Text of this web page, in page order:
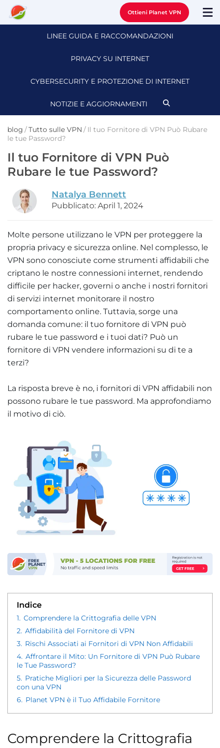
Ottieni Planet VPN
LINEE GUIDA E RACCOMANDAZIONI
PRIVACY SU INTERNET
CYBERSECURITY E PROTEZIONE DI INTERNET
NOTIZIE E AGGIORNAMENTI
blog /Tutto sulle VPN / Il tuo Fornitore di VPN Può Rubare
le tue Password?
Il tuo Fornitore di VPN Può
Rubare le tue Password?
Natalya Bennett
Pubblicato: April 1, 2024
Molte persone utilizzano le VPN per proteggere la
propria privacy e sicurezza online. Nel complesso, le
VPN sono conosciute come strumenti affidabili che
criptano le nostre connessioni internet, rendendo
difficile per hacker, governi o anche i nostri fornitori
di servizi internet monitorare il nostro
comportamento online. Tuttavia, sorge una
domanda comune: il tuo fornitore di VPN può
rubare le tue password e i tuoi dati? Può un
fornitore di VPN vendere informazioni su di te a
terzi?
La risposta breve è no, i fornitori di VPN affidabili non
possono rubare le tue password. Ma approfondiamo
il motivo di ciò.
Indice
1. Comprendere la Crittografia delle VPN
2. Affidabilità del Fornitore di VPN
3. Rischi Associati ai Fornitori di VPN Non Affidabili
4. Affrontare il Mito: Un Fornitore di VPN Può Rubare
le Tue Password?
5. Pratiche Migliori per la Sicurezza delle Password
con una VPN
6. Planet VPN è il Tuo Affidabile Fornitore
Comprendere la Crittografia